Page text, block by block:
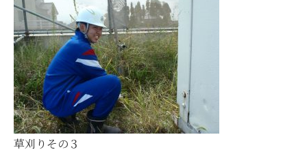
草刈りその３